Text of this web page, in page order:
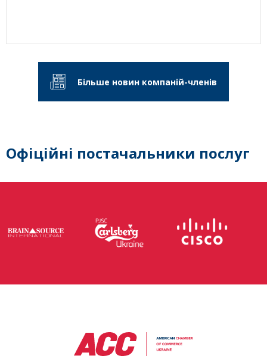
Більше новин компаній-членів
Офіційні постачальники послуг